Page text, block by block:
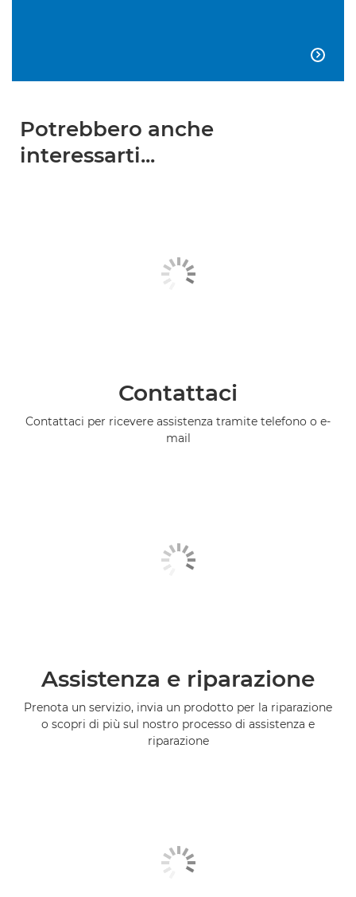

Potrebbero anche
interessarti...
Contattaci
Contattaci per ricevere assistenza tramite telefono o e-
mail
Assistenza e riparazione
Prenota un servizio, invia un prodotto per la riparazione
o scopri di più sul nostro processo di assistenza e
riparazione